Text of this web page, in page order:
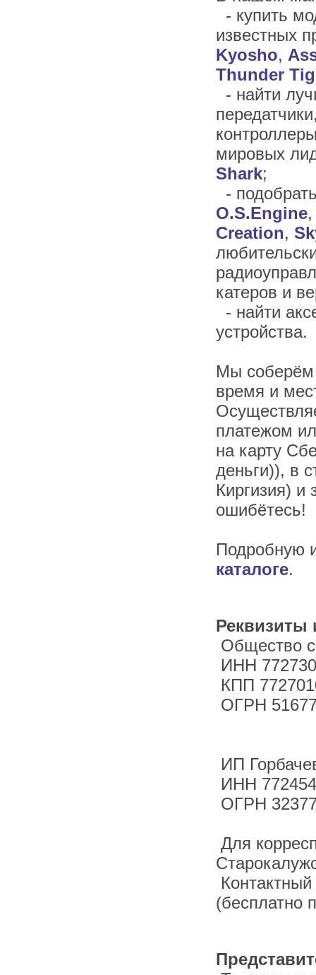
- купить
известных
Kyosho,
Thunder
- найти
мировых
Shark;
-
O.S.Engine
Creation,
катеров и
- найти
устройства.
Мы соберём
время и
платежом
на карту
деньги)), в
Киргизия)
ошибётесь!
Подробную
каталоге.
Реквизиты
Общество с
ИНН
КПП
ОГРН
ИП
ИНН
ОГРН
Для
(бесплатно